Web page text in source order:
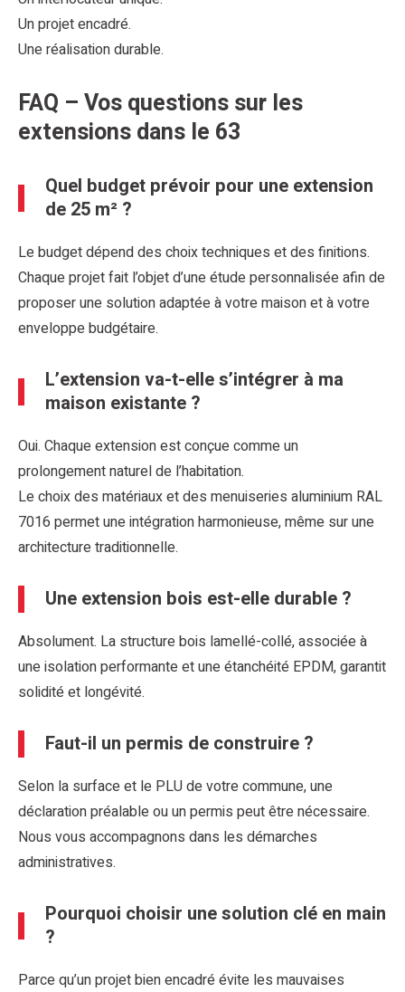
Un projet encadré.
Une réalisation durable.
FAQ – Vos questions sur les
extensions dans le 63
Quel budget prévoir pour une extension
de 25 m² ?
Le budget dépend des choix techniques et des finitions.
Chaque projet fait l’objet d’une étude personnalisée afin de
proposer une solution adaptée à votre maison et à votre
enveloppe budgétaire.
L’extension va-t-elle s’intégrer à ma
maison existante ?
Oui. Chaque extension est conçue comme un
prolongement naturel de l’habitation.
Le choix des matériaux et des menuiseries aluminium RAL
7016 permet une intégration harmonieuse, même sur une
architecture traditionnelle.
Une extension bois est-elle durable ?
Absolument. La structure bois lamellé-collé, associée à
une isolation performante et une étanchéité EPDM, garantit
solidité et longévité.
Faut-il un permis de construire ?
Selon la surface et le PLU de votre commune, une
déclaration préalable ou un permis peut être nécessaire.
Nous vous accompagnons dans les démarches
administratives.
Pourquoi choisir une solution clé en main
?
Parce qu’un projet bien encadré évite les mauvaises